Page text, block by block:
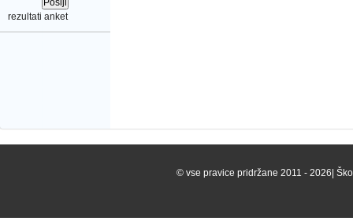
rezultati anket
© vse pravice pridržane 2011 - 2026|